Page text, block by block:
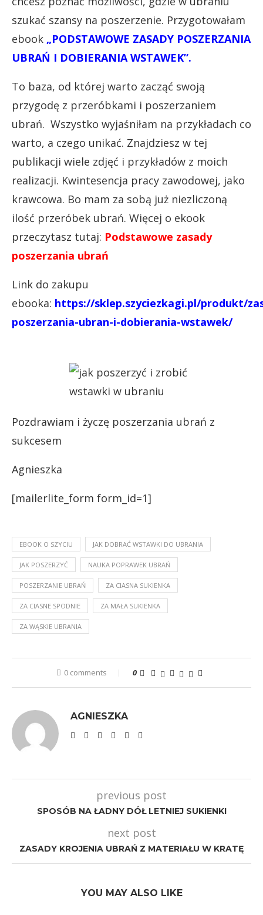
szukać szansy na poszerzenie. Przygotowałam
ebook „PODSTAWOWE ZASADY POSZERZANIA
UBRAŃ I DOBIERANIA WSTAWEK”.
To baza, od której warto zacząć swoją
przygodę z przeróbkami i poszerzaniem
ubrań. Wszystko wyjaśniłam na przykładach co
warto, a czego unikać. Znajdziesz w tej
publikacji wiele zdjęć i przykładów z moich
realizacji. Kwintesencja pracy zawodowej, jako
krawcowa. Bo mam za sobą już niezliczoną
ilość przeróbek ubrań. Więcej o ekook
przeczytasz tutaj: Podstawowe zasady
poszerzania ubrań
Link do zakupu
ebooka: https://sklep.szyciezkagi.pl/produkt/
poszerzania-ubran-i-dobierania-wstawek/
Pozdrawiam i życzę poszerzania ubrań z
sukcesem
Agnieszka
[mailerlite_form form_id=1]
EBOOK O SZYCIU JAK DOBRAĆ WSTAWKI DO UBRANIA
JAK POSZERZYĆ NAUKA POPRAWEK UBRAŃ
POSZERZANIE UBRAŃ ZA CIASNA SUKIENKA
ZA CIASNE SPODNIE ZA MAŁA SUKIENKA
ZA WĄSKIE UBRANIA
0 comments 0
AGNIESZKA
previous post
SPOSÓB NA ŁADNY DÓŁ LETNIEJ SUKIENKI
next post
ZASADY KROJENIA UBRAŃ Z MATERIAŁU W KRATĘ
YOU MAY ALSO LIKE